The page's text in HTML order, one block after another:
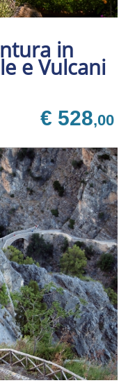
in
e Vulcani
€ 528,00